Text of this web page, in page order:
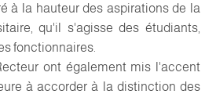
à la hauteur des aspirations de la
qu'il s'agisse des étudiants,
fonctionnaires.
ont également mis l'accent
à accorder à la distinction des